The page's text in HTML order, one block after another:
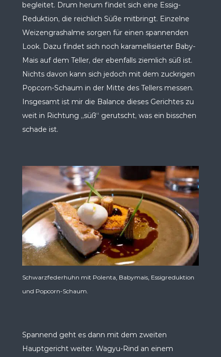
begleitet. Drum herum findet sich eine Essig-
Reduktion, die reichlich Süße mitbringt. Einzelne
Weizengrashalme sorgen für einen spannenden
Look. Dazu findet sich noch karamellisierter Baby-
Mais auf dem Teller, der ebenfalls ziemlich süß ist.
Nichts davon kann sich jedoch mit dem zuckrigen
Popcorn-Schaum in der Mitte des Tellers messen.
Insgesamt ist mir die Balance dieses Gerichtes zu
weit in Richtung „süß“ gerutscht, was ein bisschen
schade ist.
Schwarzfederhuhn mit Polenta, Babymais, Essigreduktion
und Popcorn-Schaum.
Spannend geht es dann mit dem zweiten
Hauptgericht weiter. Wagyu-Rind an einem